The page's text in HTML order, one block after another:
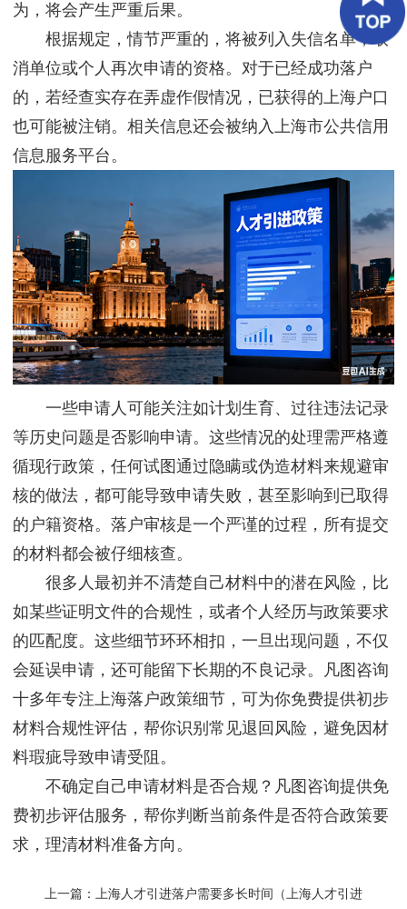
好
评
新
闻
资
我
们
为，将会产生严重后果。
根据规定，情节严重的，将被列入失信名单，取
消单位或个人再次申请的资格。对于已经成功落户
的，若经查实存在弄虚作假情况，已获得的上海户口
也可能被注销。相关信息还会被纳入上海市公共信用
信息服务平台。
一些申请人可能关注如计划生育、过往违法记录
等历史问题是否影响申请。这些情况的处理需严格遵
循现行政策，任何试图通过隐瞒或伪造材料来规避审
核的做法，都可能导致申请失败，甚至影响到已取得
的户籍资格。落户审核是一个严谨的过程，所有提交
的材料都会被仔细核查。
很多人最初并不清楚自己材料中的潜在风险，比
如某些证明文件的合规性，或者个人经历与政策要求
的匹配度。这些细节环环相扣，一旦出现问题，不仅
会延误申请，还可能留下长期的不良记录。凡图咨询
十多年专注上海落户政策细节，可为你免费提供初步
材料合规性评估，帮你识别常见退回风险，避免因材
料瑕疵导致申请受阻。
不确定自己申请材料是否合规？凡图咨询提供免
费初步评估服务，帮你判断当前条件是否符合政策要
求，理清材料准备方向。
上一篇：
上海人才引进落户需要多长时间（上海人才引进